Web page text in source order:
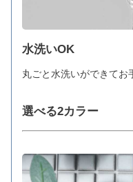
水洗いOK
丸ごと水洗いができてお
選べる2カラー